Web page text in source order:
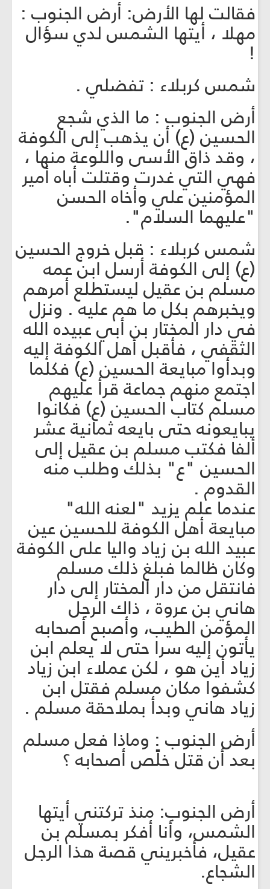
فقالت لها الأرض: أرض الجنوب :
مهلا ، أيتها الشمس لدي سؤال
!
شمس كربلاء : تفضلي .
أرض الجنوب : ما الذي شجع
الحسين (ع) أن يذهب إلى الكوفة
، وقد ذاق الأسى واللوعة منها ،
فهي التي غدرت وقتلت أباه أمير
المؤمنين علي وأخاه الحسن
"عليهما السلام".
شمس كربلاء : قبل خروج الحسين
(ع) إلى الكوفة أرسل ابن عمه
مسلم بن عقيل ليستطلع أمرهم
ويخبرهم بكل ما هم عليه . ونزل
في دار المختار بن أبي عبيده الله
الثقفي ، فأقبل أهل الكوفة إليه
وبدأوا مبايعة الحسين (ع) فكلما
اجتمع منهم جماعة قرأ عليهم
مسلم كتاب الحسين (ع) فكانوا
يبايعونه حتى بايعه ثمانية عشر
ألفا فكتب مسلم بن عقيل إلى
الحسين "ع" بذلك وطلب منه
القدوم .
عندما علم يزيد "لعنه الله"
مبايعة أهل الكوفة للحسين عين
عبيد الله بن زياد واليا على الكوفة
وكان ظالما فبلغ ذلك مسلم
فانتقل من دار المختار إلى دار
هاني بن عروة ، ذاك الرجل
المؤمن الطيب، وأصبح أصحابه
يأتون إليه سرا حتى لا يعلم ابن
زياد أين هو ، لكن عملاء ابن زياد
كشفوا مكان مسلم فقتل ابن
زياد هاني وبدأ بملاحقة مسلم .
أرض الجنوب : وماذا فعل مسلم
بعد أن قتل خلًص أصحابه ؟
أرض الجنوب: منذ تركتني أيتها
الشمس، وأنا أفكر بمسلم بن
عقيل، فأخبريني قصة هذا الرجل
الشجاع.